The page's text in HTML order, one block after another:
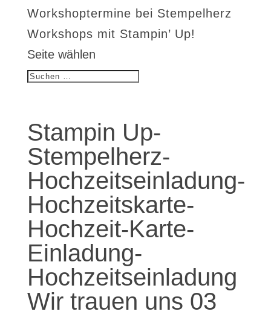
Workshoptermine bei Stempelherz
Workshops mit Stampin’ Up!
Seite wählen
Stampin Up-
Stempelherz-
Hochzeitseinladung-
Hochzeitskarte-
Hochzeit-Karte-
Einladung-
Hochzeitseinladung
Wir trauen uns 03